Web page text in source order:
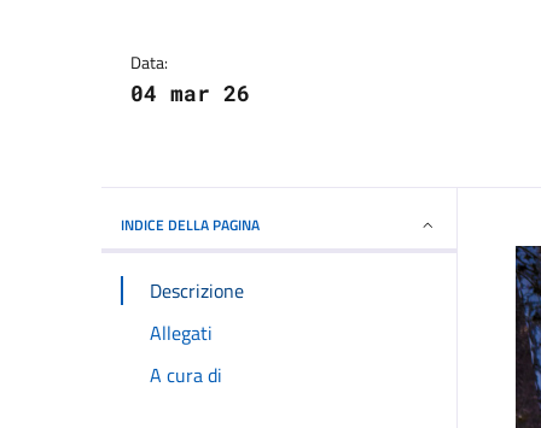
Data:
04 mar 26
INDICE DELLA PAGINA
Descrizione
Allegati
A cura di